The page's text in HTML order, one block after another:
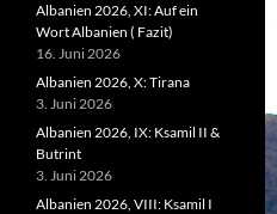
Albanien 2026, XI: Auf ein
Wort Albanien ( Fazit)
16. Juni 2026
Albanien 2026, X: Tirana
3. Juni 2026
Albanien 2026, IX: Ksamil II &
Butrint
3. Juni 2026
Albanien 2026, VIII: Ksamil I